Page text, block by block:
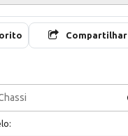
Compartilhar